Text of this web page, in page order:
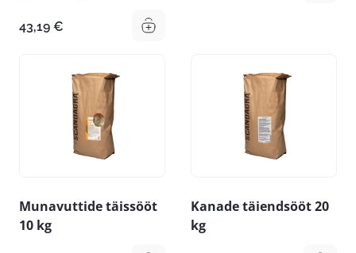
43,19 €
Munavuttide täissööt
10 kg
Kanade täiendsööt 20
kg